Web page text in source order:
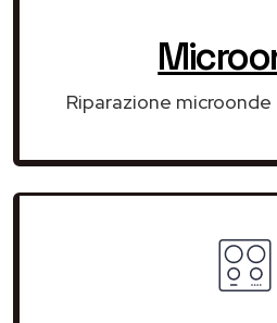
Riparazione microonde